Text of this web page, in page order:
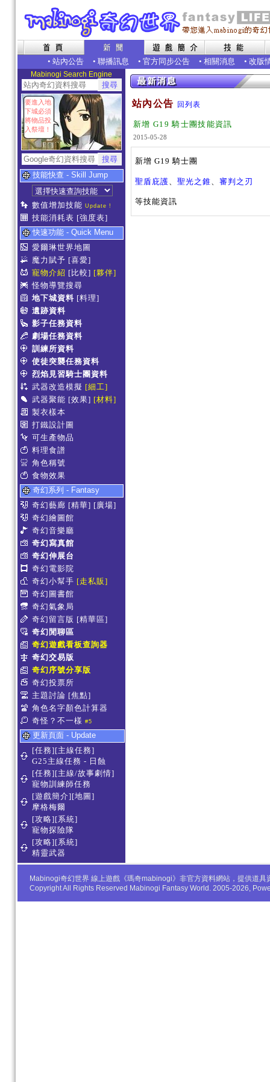
• 站內公告 • 聯播訊息 • 官方同步公告 • 相關消息 • 改版
Mabinogi Search Engine
要進入地
下城必須
將物品投
入祭壇！
技能快查 - Skill Jump
數值增加技能 Update !
技能消耗表 [強度表]
快速功能 - Quick Menu
愛爾琳世界地圖
魔力賦予 [喜愛]
寵物介紹 [比較] [夥伴]
怪物導覽搜尋
地下城資料 [料理]
遺跡資料
影子任務資料
劇場任務資料
訓練所資料
使徒突襲任務資料
烈焰見習騎士團資料
武器改造模擬 [細工]
武器聚能 [效果] [材料]
製衣樣本
打鐵設計圖
可生產物品
料理食譜
角色稱號
食物效果
奇幻系列 - Fantasy
奇幻藝廊 [精華] [廣場]
奇幻繪圖館
奇幻音樂廳
奇幻寫真館
奇幻伸展台
奇幻電影院
奇幻小幫手 [走私販]
奇幻圖書館
奇幻氣象局
奇幻留言版 [精華區]
奇幻閒聊區
奇幻遊戲看板查詢器
奇幻交易版
奇幻序號分享版
奇幻投票所
主題討論 [焦點]
角色名字顏色計算器
奇怪？不一樣 #5
更新頁面 - Update
[任務][主線任務]
G25主線任務 - 日蝕
[任務][主線/故事劇情]
寵物訓練師任務
[遊戲簡介][地圖]
摩格梅爾
[攻略][系統]
寵物探險隊
[攻略][系統]
精靈武器
站內公告 回列表
新增 G19 騎士團技能資訊
2015-05-28
新增 G19 騎士團
聖盾庇護 聖光之錐 審判之刃
等技能資訊
Mabinogi奇幻世界 線上遊戲《瑪奇mabinogi》非官方資料網站，提供道
Copyright All Rights Reserved Mabinogi Fantasy World. 2005-2026,